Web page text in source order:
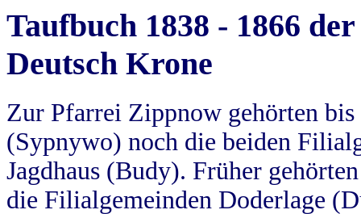
Taufbuch 1838 - 1866
Deutsch Krone
Zur Pfarrei Zippnow gehörten
(Sypnywo) noch die beiden
Jagdhaus (Budy). Früher
die Filialgemeinden Doderlage